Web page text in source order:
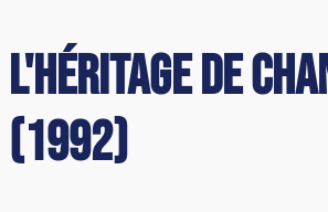
L'Héritage de
(1992)